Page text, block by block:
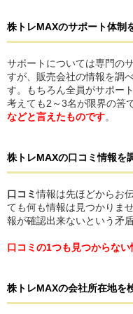
株トレMAXのサポート体制
サポートについては専門の
すが、販売会社の情報を調
す。もちろん全員がサポー
考えても2～3名が限界の筈
などと言えたものです。
株トレMAXの口コミ情報を
口コミ情報は先ほどからお
ても何も情報は見つかりま
報が確認出来ないという矛
口コミの1つも見つからない
株トレMAXの会社所在地を